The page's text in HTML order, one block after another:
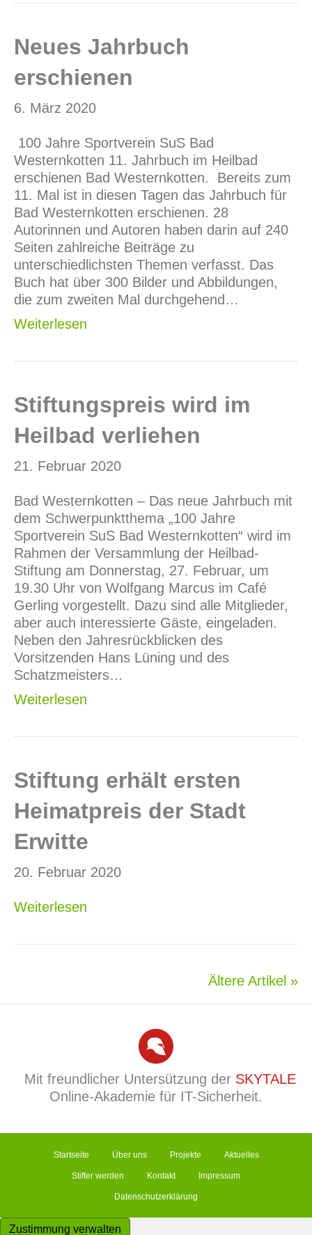
Neues Jahrbuch
erschienen
6. März 2020
100 Jahre Sportverein SuS Bad
Westernkotten 11. Jahrbuch im Heilbad
erschienen Bad Westernkotten. Bereits zum
11. Mal ist in diesen Tagen das Jahrbuch für
Bad Westernkotten erschienen. 28
Autorinnen und Autoren haben darin auf 240
Seiten zahlreiche Beiträge zu
unterschiedlichsten Themen verfasst. Das
Buch hat über 300 Bilder und Abbildungen,
die zum zweiten Mal durchgehend…
Weiterlesen
Stiftungspreis wird im
Heilbad verliehen
21. Februar 2020
Bad Westernkotten – Das neue Jahrbuch mit
dem Schwerpunktthema „100 Jahre
Sportverein SuS Bad Westernkotten“ wird im
Rahmen der Versammlung der Heilbad-
Stiftung am Donnerstag, 27. Februar, um
19.30 Uhr von Wolfgang Marcus im Café
Gerling vorgestellt. Dazu sind alle Mitglieder,
aber auch interessierte Gäste, eingeladen.
Neben den Jahresrückblicken des
Vorsitzenden Hans Lüning und des
Schatzmeisters…
Weiterlesen
Stiftung erhält ersten
Heimatpreis der Stadt
Erwitte
20. Februar 2020
Weiterlesen
Ältere Artikel »
Mit freundlicher Untersützung der SKYTALE
Online-Akademie für IT-Sicherheit.
Startseite Über uns Projekte Aktuelles
Stifter werden Kontakt Impressum
Datenschutzerklärung
Zustimmung verwalten